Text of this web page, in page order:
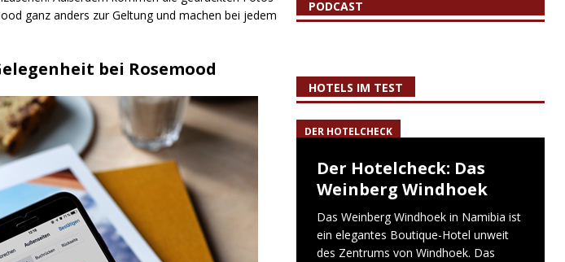
ganz anders zur Geltung und machen bei jedem
bei Rosemood
PODCAST
HOTELS IM TEST
DER HOTELCHECK
Der Hotelcheck: Das
Weinberg Windhoek
Das Weinberg Windhoek in Namibia ist
ein elegantes Boutique-Hotel unweit
des Zentrums von Windhoek. Das